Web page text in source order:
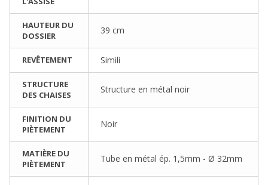
HAUTEUR DU
DOSSIER
39 cm
REVÊTEMENT Simili
STRUCTURE
DES CHAISES
Structure en métal noir
FINITION DU
PIÈTEMENT
Noir
MATIÈRE DU
PIÈTEMENT
Tube en métal ép. 1,5mm - Ø 32mm